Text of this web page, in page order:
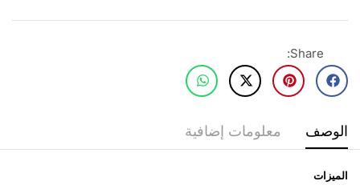
Share:
الوصف معلومات إضافية
الميزات